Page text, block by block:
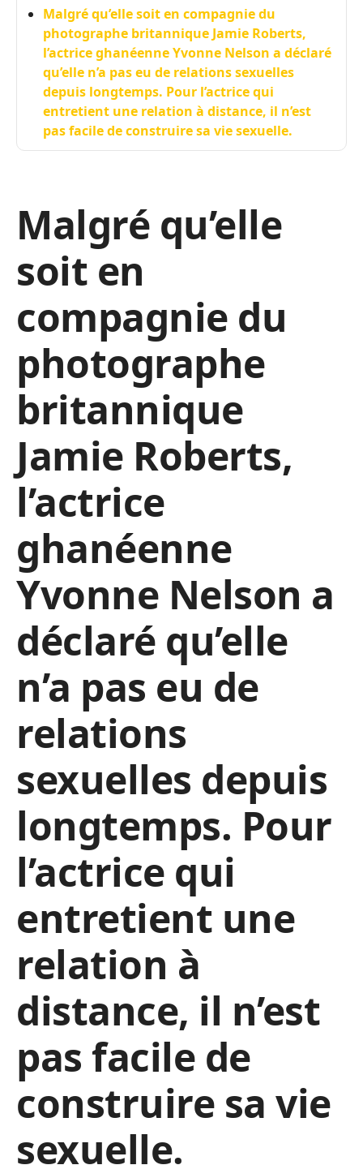
Malgré qu’elle soit en compagnie du
photographe britannique Jamie Roberts,
l’actrice ghanéenne Yvonne Nelson a déclaré
qu’elle n’a pas eu de relations sexuelles
depuis longtemps. Pour l’actrice qui
entretient une relation à distance, il n’est
pas facile de construire sa vie sexuelle.
Malgré qu’elle
soit en
compagnie du
photographe
britannique
Jamie Roberts,
l’actrice
ghanéenne
Yvonne Nelson a
déclaré qu’elle
n’a pas eu de
relations
sexuelles depuis
longtemps. Pour
l’actrice qui
entretient une
relation à
distance, il n’est
pas facile de
construire sa vie
sexuelle.